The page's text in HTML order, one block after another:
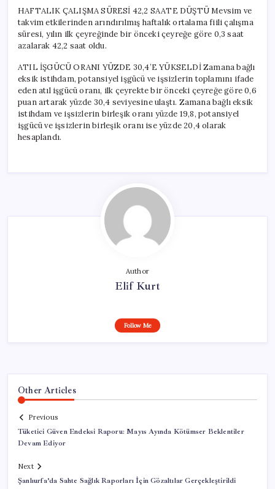
HAFTALIK ÇALIŞMA SÜRESİ 42,2 SAATE DÜŞTÜ Mevsim ve
takvim etkilerinden arındırılmış haftalık ortalama fiili çalışma
süresi, yılın ilk çeyreğinde bir önceki çeyreğe göre 0,3 saat
azalarak 42,2 saat oldu.
ATIL İŞGÜCÜ ORANI YÜZDE 30,4’E YÜKSELDİ Zamana bağlı
eksik istihdam, potansiyel işgücü ve işsizlerin toplamını ifade
eden atıl işgücü oranı, ilk çeyrekte bir önceki çeyreğe göre 0,6
puan artarak yüzde 30,4 seviyesine ulaştı. Zamana bağlı eksik
istihdam ve işsizlerin birleşik oranı yüzde 19,8, potansiyel
işgücü ve işsizlerin birleşik oranı ise yüzde 20,4 olarak
hesaplandı.
Author
Elif Kurt
Follow Me
Other Articles
Previous
Tüketici Güven Endeksi Raporu: Mayıs Ayında Kötümser Beklentiler
Devam Ediyor
Next
Şanlıurfa’da Sahte Sağlık Raporları İçin Gözaltılar Gerçekleştirildi